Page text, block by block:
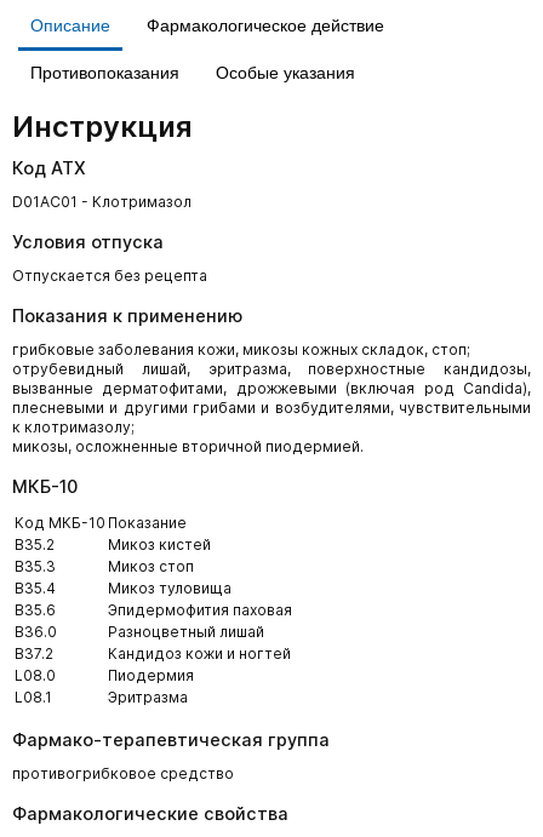
Описание Фармакологическое действие
Противопоказания Особые указания
Инструкция
Код АТХ
D01AC01 - Клотримазол
Условия отпуска
Отпускается без рецепта
Показания к применению
грибковые заболевания кожи, микозы кожных складок, стоп;
отрубевидный лишай, эритразма, поверхностные кандидозы,
вызванные дерматофитами, дрожжевыми (включая род Candida),
плесневыми и другими грибами и возбудителями, чувствительными
к клотримазолу;
микозы, осложненные вторичной пиодермией.
МКБ-10
Код МКБ-10 Показание
B35.2
Микоз кистей
B35.3
Микоз стоп
B35.4
Микоз туловища
B35.6
Эпидермофития паховая
B36.0
Разноцветный лишай
B37.2
Кандидоз кожи и ногтей
L08.0
Пиодермия
L08.1
Эритразма
Фармако-терапевтическая группа
противогрибковое средство
Фармакологические свойства